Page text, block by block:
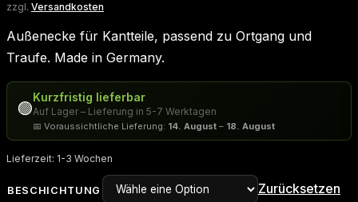
zzgl. Versandkosten
Außenecke für Kantteile, passend zu Ortgang und
Traufe. Made in Germany.
🟢
Kurzfristig lieferbar
Auf Lager – Lieferung in 5-7 Werktagen
📅 Voraussichtliche Lieferung: 14. August – 18. August
Lieferzeit: 1-3 Wochen
BESCHICHTUNG
Zurücksetzen